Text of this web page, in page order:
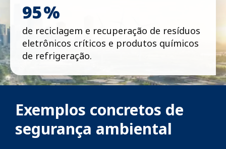
95 %
de reciclagem e recuperação de resíduos
eletrônicos críticos e produtos químicos
de refrigeração.
Exemplos concretos de
segurança ambiental